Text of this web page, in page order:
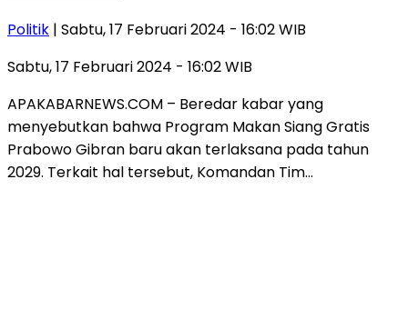
Politik | Sabtu, 17 Februari 2024 - 16:02 WIB
Sabtu, 17 Februari 2024 - 16:02 WIB
APAKABARNEWS.COM – Beredar kabar yang
menyebutkan bahwa Program Makan Siang Gratis
Prabowo Gibran baru akan terlaksana pada tahun
2029. Terkait hal tersebut, Komandan Tim…